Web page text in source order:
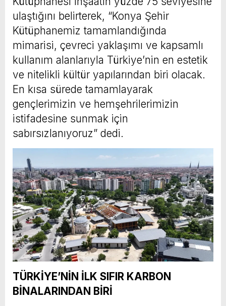
ulaştığını belirterek, “Konya Şehir
Kütüphanemiz tamamlandığında
mimarisi, çevreci yaklaşımı ve kapsamlı
kullanım alanlarıyla Türkiye’nin en estetik
ve nitelikli kültür yapılarından biri olacak.
En kısa sürede tamamlayarak
gençlerimizin ve hemşehrilerimizin
istifadesine sunmak için
sabırsızlanıyoruz” dedi.
TÜRKİYE’NİN İLK SIFIR KARBON
BİNALARINDAN BİRİ